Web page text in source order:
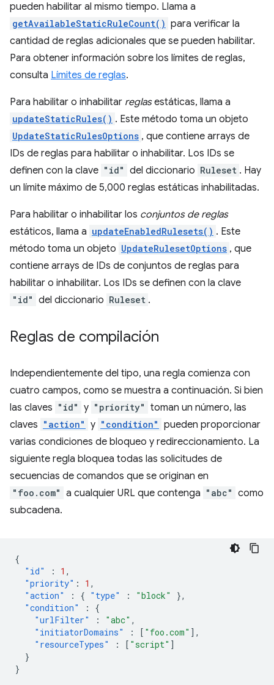
pueden habilitar al mismo tiempo. Llama a
getAvailableStaticRuleCount() para verificar la
cantidad de reglas adicionales que se pueden habilitar.
Para obtener información sobre los límites de reglas,
consulta Límites de reglas.
Para habilitar o inhabilitar reglasestáticas, llama a
updateStaticRules() . Este método toma un objeto
UpdateStaticRulesOptions , que contiene arrays de
IDs de reglas para habilitar o inhabilitar. Los IDs se
definen con la clave "id" del diccionario Ruleset . Hay
un límite máximo de 5,000 reglas estáticas inhabilitadas.
Para habilitar o inhabilitar los conjuntos de reglas
estáticos, llama a updateEnabledRulesets() . Este
método toma un objeto UpdateRulesetOptions , que
contiene arrays de IDs de conjuntos de reglas para
habilitar o inhabilitar. Los IDs se definen con la clave
"id" del diccionario Ruleset .
Reglas de compilación
Independientemente del tipo, una regla comienza con
cuatro campos, como se muestra a continuación. Si bien
las claves "id" y "priority" toman un número, las
claves "action" y "condition" pueden proporcionar
varias condiciones de bloqueo y redireccionamiento. La
siguiente regla bloquea todas las solicitudes de
secuencias de comandos que se originan en
"foo.com" a cualquier URL que contenga "abc" como
subcadena.
{
"id"
: 1 ,
"priority" : 1 ,
"action"
: { "type" : "block"
},
"condition"
:
{
"urlFilter"
: "abc" ,
"initiatorDomains"
: [ "foo.com" ],
"resourceTypes"
: [ "script" ]
}
}